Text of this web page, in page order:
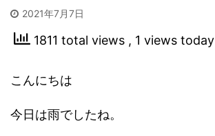
2021年7月7日
1811 total views , 1 views today
こんにちは
今日は雨でしたね。